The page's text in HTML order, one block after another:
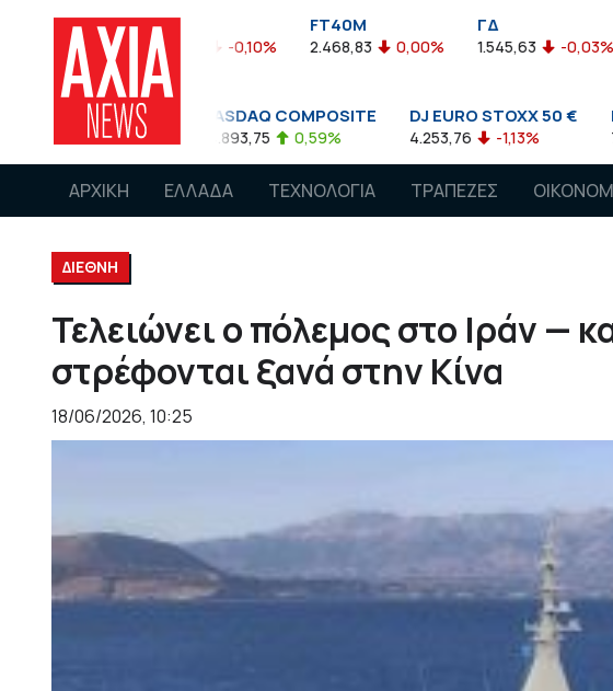
FTASE
3.774,48 -0,10% 2.468,83 0,00% 1.545,63 -0,03% 1.778,33
NASDAQ COMPOSITE
14.893,75 0,59%
DJ EURO STOXX 50 €
4.253,76 -1,13%
FTSE 100
7.551,45 -
ΑΡΧΙΚΗ ΕΛΛΑΔΑ ΤΕΧΝΟΛΟΓΙΑ ΤΡΑΠΕΖΕΣ
ΔΙΕΘΝΗ
Τελειώνει ο πόλεμος στο Ιράν —
στρέφονται ξανά στην Κίνα
18/06/2026, 10:25